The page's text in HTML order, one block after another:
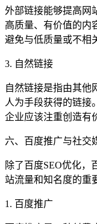
外部链接能够提高网
高质量、有价值的内
避免与低质量或不相
3. 自然链接
自然链接是指由其他
人为手段获得的链接
企业应该注重创造有
六、百度推广与社交
除了百度SEO优化，
站流量和知名度的重
1. 百度推广